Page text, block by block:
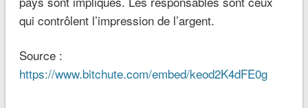
qui contrôlent l’impression de l’argent.
Source :
https://www.bitchute.com/embed/keod2K4dFE0g